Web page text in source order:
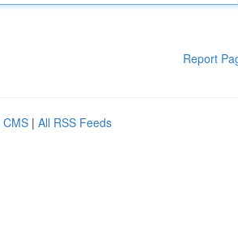
Report
CMS | All RSS Feeds